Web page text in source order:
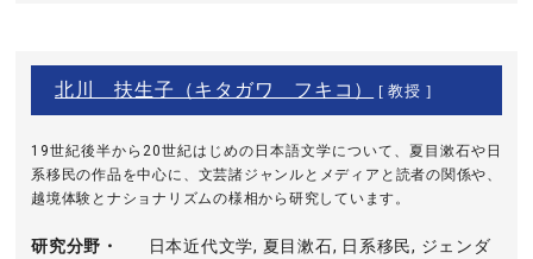
北川 扶生子（キタガワ フキコ） [ 教授 ]
19世紀後半から20世紀はじめの日本語文学について、夏目漱石や日
系移民の作品を中心に、文芸諸ジャンルとメディアと読者の関係や、
越境体験とナショナリズムの様相から研究しています。
研究分野・
日本近代文学, 夏目漱石, 日系移民, ジェンダ